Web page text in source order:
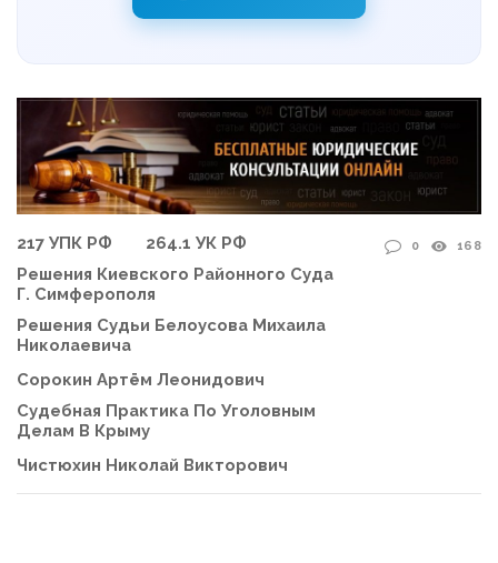
217 УПК РФ
264.1 УК РФ
Решения Киевского Районного Суда
Г. Симферополя
Решения Судьи Белоусова Михаила
Николаевича
Сорокин Артём Леонидович
Судебная Практика По Уголовным
Делам В Крыму
Чистюхин Николай Викторович
0 168